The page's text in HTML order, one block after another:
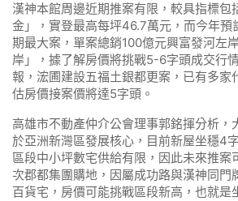
漢神本館周邊近期推案有限，較具指標包
金」，實登最高每坪46.7萬元，而今年
期最大案，單案總銷100億元興富發河左
岸」，據了解房價將挑戰5-6字頭成交行
報，浤圃建設五福土銀都更案，已有多家
估房價接案價將達5字頭。
高雄市不動產仲介公會理事郭銘揮分析，
於亞洲新灣區發展核心，目前新屋坐穩4
區段中小坪數宅供給有限，因此未來推案
次郡都集團購地，因屬成功路與漢神同門
百貨宅，房價可能挑戰區段新高，也就是